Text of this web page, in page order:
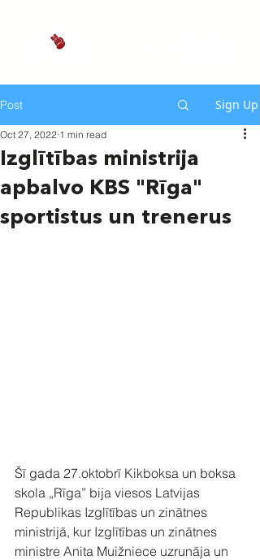
Post Sign Up
Izglītības ministrija
apbalvo KBS "Rīga"
sportistus un trenerus
Oct 27, 2022 1 min read
Šī gada 27.oktobrī Kikboksa un boksa
skola „Rīga” bija viesos Latvijas
Republikas Izglītības un zinātnes
ministrijā, kur Izglītības un zinātnes
ministre Anita Muižniece uzrunāja un